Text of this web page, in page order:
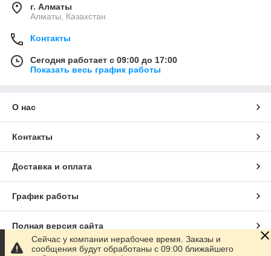
г. Алматы
Алматы, Казахстан
Контакты
Сегодня работает с 09:00 до 17:00
Показать весь график работы
О нас
Контакты
Доставка и оплата
График работы
Полная версия сайта
Сейчас у компании нерабочее время. Заказы и
сообщения будут обработаны с 09:00 ближайшего